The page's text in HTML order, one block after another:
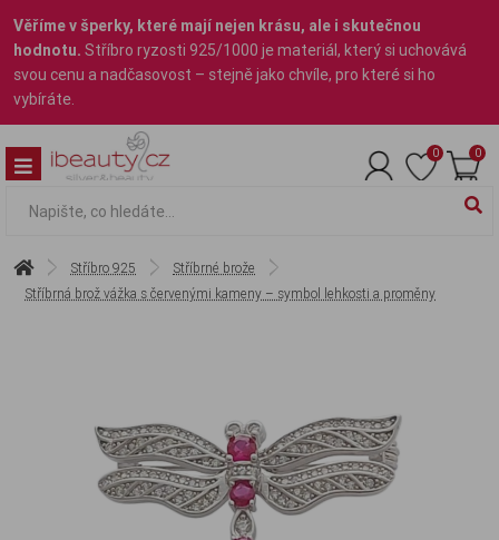
Věříme v šperky, které mají nejen krásu, ale i skutečnou
hodnotu. Stříbro ryzosti 925/1000 je materiál, který si uchovává
svou cenu a nadčasovost – stejně jako chvíle, pro které si ho
vybíráte.
0 0
Stříbro 925
Stříbrné brože
Stříbrná brož vážka s červenými kameny – symbol lehkosti a proměny